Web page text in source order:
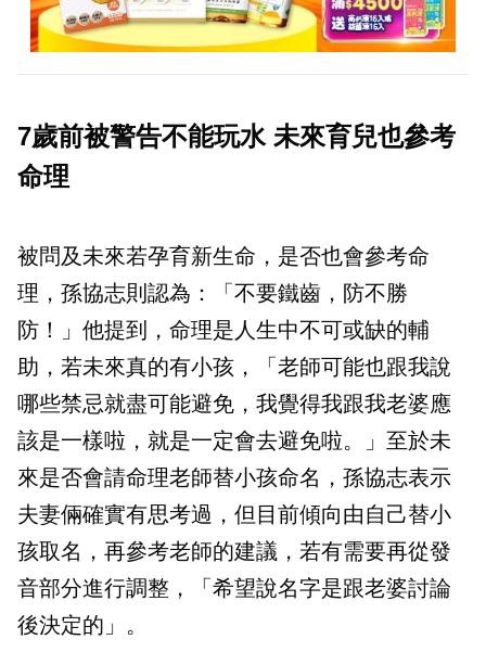
7歲前被警告不能玩水 未來育兒也參考
命理
被問及未來若孕育新生命，是否也會參考命
理，孫協志則認為：「不要鐵齒，防不勝
防！」他提到，命理是人生中不可或缺的輔
助，若未來真的有小孩，「老師可能也跟我說
哪些禁忌就盡可能避免，我覺得我跟我老婆應
該是一樣啦，就是一定會去避免啦。」至於未
來是否會請命理老師替小孩命名，孫協志表示
夫妻倆確實有思考過，但目前傾向由自己替小
孩取名，再參考老師的建議，若有需要再從發
音部分進行調整，「希望說名字是跟老婆討論
後決定的」。